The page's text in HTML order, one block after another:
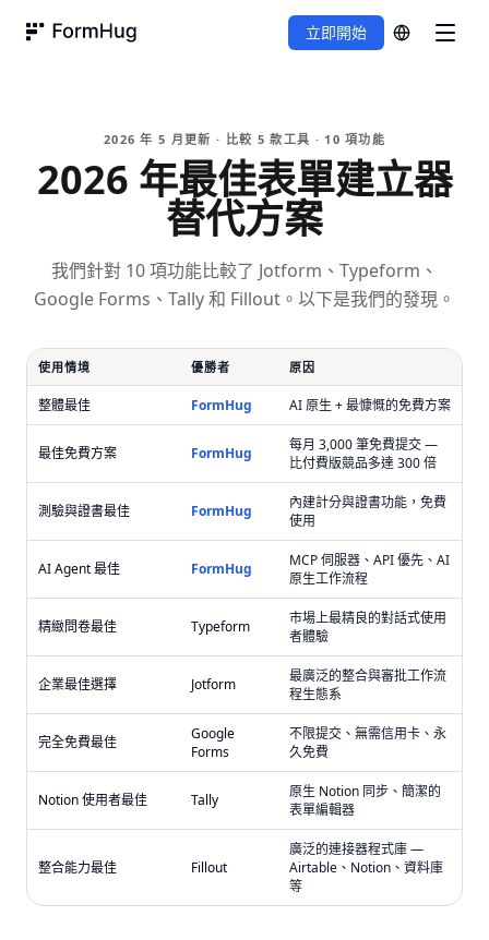
立即開始
2026 年 5 月更新 · 比較 5 款工具 · 10 項功能
2026 年最佳表單建立器
替代方案
我們針對 10 項功能比較了 Jotform、Typeform、
Google Forms、Tally 和 Fillout。以下是我們的發現。
使用情境 優勝者 原因
整體最佳 FormHug AI 原生 + 最慷慨的免費方案
最佳免費方案 FormHug
每月 3,000 筆免費提交 —
比付費版競品多達 300 倍
測驗與證書最佳 FormHug
內建計分與證書功能，免費
使用
AI Agent 最佳 FormHug
MCP 伺服器、API 優先、AI
原生工作流程
精緻問卷最佳 Typeform
市場上最精良的對話式使用
者體驗
企業最佳選擇 Jotform
最廣泛的整合與審批工作流
程生態系
完全免費最佳
Google
Forms
不限提交、無需信用卡、永
久免費
Notion 使用者最佳 Tally
原生 Notion 同步、簡潔的
表單編輯器
整合能力最佳 Fillout
廣泛的連接器程式庫 —
Airtable、Notion、資料庫
等